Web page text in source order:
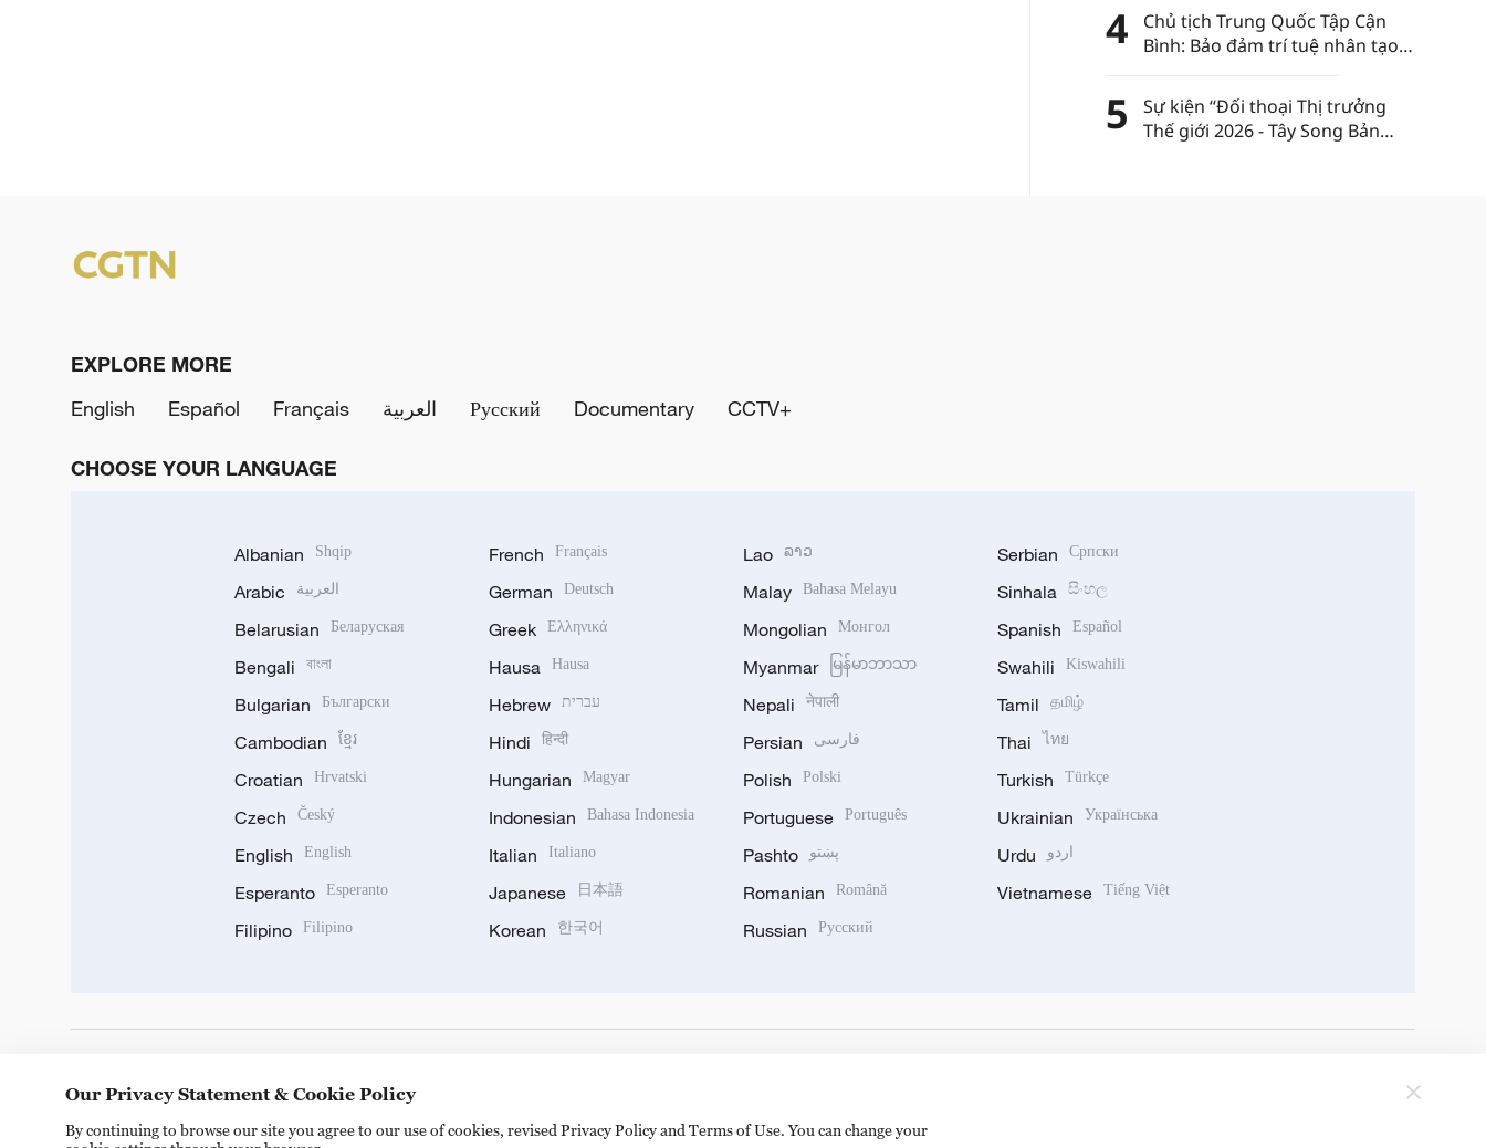
4
Chủ tịch Trung Quốc Tập Cận
Bình: Bảo đảm trí tuệ nhân tạo
luôn nằm trong sự kiểm soát
của nhân loại
5
Sự kiện “Đối thoại Thị trưởng
Thế giới 2026 - Tây Song Bản
EXPLORE MORE
English
Español Français العربية Русский Documentary CCTV+
CHOOSE YOUR LANGUAGE
Albanian Shqip
Arabic العربية
Belarusian Беларуская
Bengali বাংলা
Bulgarian Български
Cambodian ខ្មែរ
Croatian Hrvatski
Czech Český
English English
Esperanto Esperanto
Filipino Filipino
French Français
German Deutsch
Greek Ελληνικά
Hausa Hausa
Hebrew עברית
Hindi हिन्दी
Hungarian Magyar
Indonesian Bahasa Indonesia
Italian Italiano
Japanese 日本語
Korean 한국어
Lao ລາວ
Malay Bahasa Melayu
Mongolian Монгол
Myanmar မြန်မာဘာသာ
Nepali नेपाली
Persian فارسی
Polish Polski
Portuguese Português
Pashto پښتو
Romanian Română
Russian Русский
Serbian Српски
Sinhala සිංහල
Spanish Español
Swahili Kiswahili
Tamil தமிழ்
Thai ไทย
Turkish Türkçe
Ukrainian Українська
Urdu اردو
Vietnamese Tiếng Việt
Our Privacy Statement & Cookie Policy
By continuing to browse our site you agree to our use of cookies, revised Privacy Policy and Terms of Use. You can change your